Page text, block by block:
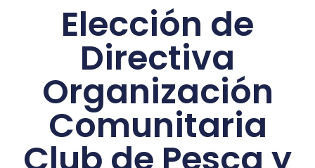
Elección de
Directiva
Organización
Comunitaria